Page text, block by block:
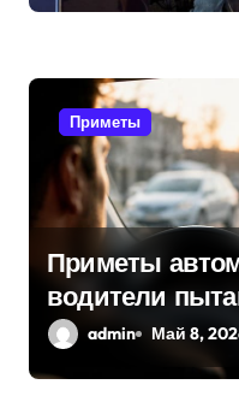
я
Приметы
Приметы
водители
поломок и
admin Май 8,